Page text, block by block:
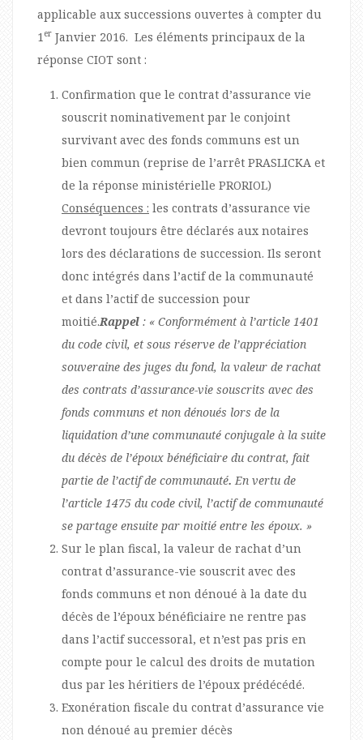
applicable aux successions ouvertes à compter du
1 er Janvier 2016. Les éléments principaux de la
réponse CIOT sont :
Confirmation que le contrat d’assurance vie
souscrit nominativement par le conjoint
survivant avec des fonds communs est un
bien commun (reprise de l’arrêt PRASLICKA et
de la réponse ministérielle PRORIOL)
Conséquences : les contrats d’assurance vie
devront toujours être déclarés aux notaires
lors des déclarations de succession. Ils seront
donc intégrés dans l’actif de la communauté
et dans l’actif de succession pour
moitié.Rappel : « Conformément à l’article 1401
du code civil, et sous réserve de l’appréciation
souveraine des juges du fond, la valeur de rachat
des contrats d’assurance-vie souscrits avec des
fonds communs et non dénoués lors de la
liquidation d’une communauté conjugale à la suite
du décès de l’époux bénéficiaire du contrat, fait
partie de l’actif de communauté. En vertu de
l’article 1475 du code civil, l’actif de communauté
se partage ensuite par moitié entre les époux. »
Sur le plan fiscal, la valeur de rachat d’un
contrat d’assurance-vie souscrit avec des
fonds communs et non dénoué à la date du
décès de l’époux bénéficiaire ne rentre pas
dans l’actif successoral, et n’est pas pris en
compte pour le calcul des droits de mutation
dus par les héritiers de l’époux prédécédé.
Exonération fiscale du contrat d’assurance vie
non dénoué au premier décès